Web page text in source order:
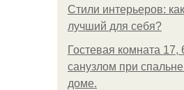
Стили интерьеров:
лучший для себя?
Гостевая комната 17,
санузлом при
доме.